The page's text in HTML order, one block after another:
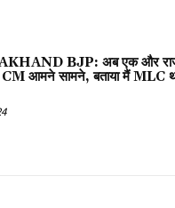
BJP: अब एक और
CM आमने सामने, बताया मैं MLC